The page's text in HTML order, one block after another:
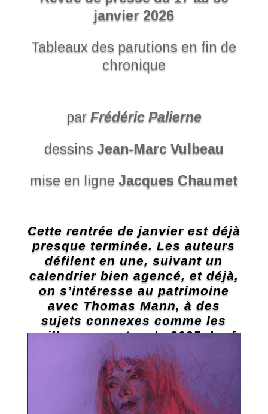
janvier 2026
Tableaux des parutions en fin de
chronique
par Frédéric Palierne
dessins Jean-Marc Vulbeau
mise en ligne Jacques Chaumet
Cette rentrée de janvier est déjà
presque terminée. Les auteurs
défilent en une, suivant un
calendrier bien agencé, et déjà,
on s’intéresse au patrimoine
avec Thomas Mann, à des
sujets connexes comme les
meilleures ventes de 2025, bref,
on s’éloigne de l’actualité. Il
reste néanmoins quelques
auteurs à découvrir.